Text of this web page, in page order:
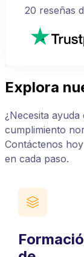
20 reseñas
Explora
¿Necesita
cumplimiento
Contáctenos
en cada paso.